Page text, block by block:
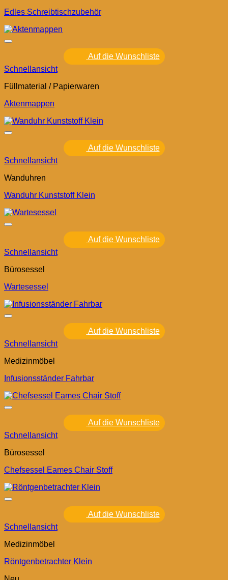
Edles Schreibtischzubehör
Auf die Wunschliste
Schnellansicht
Füllmaterial / Papierwaren
Aktenmappen
Auf die Wunschliste
Schnellansicht
Wanduhren
Wanduhr Kunststoff Klein
Auf die Wunschliste
Schnellansicht
Bürosessel
Wartesessel
Auf die Wunschliste
Schnellansicht
Medizinmöbel
Infusionsständer Fahrbar
Auf die Wunschliste
Schnellansicht
Bürosessel
Chefsessel Eames Chair Stoff
Auf die Wunschliste
Schnellansicht
Medizinmöbel
Röntgenbetrachter Klein